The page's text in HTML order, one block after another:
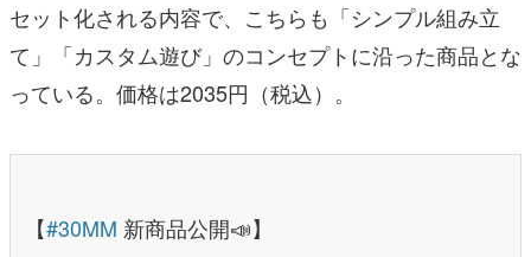
セット化される内容で、こちらも「シンプル組み立
て」「カスタム遊び」のコンセプトに沿った商品とな
っている。価格は2035円（税込）。
【#30MM 新商品公開📣】